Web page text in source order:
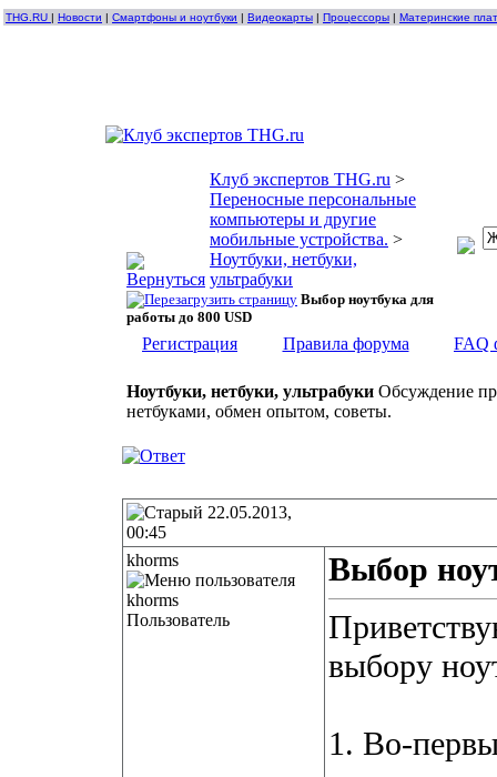
THG.RU | Новости | Смартфоны и ноутбуки | Видеокарты | Процессоры | Материнские
Клуб экспертов THG.ru >
Переносные персональные
компьютеры и другие
мобильные устройства. >
Ноутбуки, нетбуки,
ультрабуки
Выбор ноутбука для
работы до 800 USD
Регистрация Правила форума FAQ
Ноутбуки, нетбуки, ультрабуки Обсуждение
нетбуками, обмен опытом, советы.
22.05.2013,
00:45
khorms
Пользователь
Выбор
выбору
1. Во-